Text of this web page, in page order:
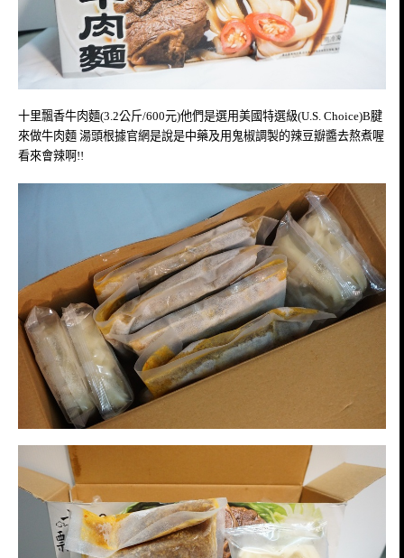
十里飄香牛肉麵(3.2公斤/600元)他們是選用美國特選級(U.S. Choice)B腱
來做牛肉麵 湯頭根據官網是說是中藥及用鬼椒調製的辣豆瓣醬去熬煮喔
看來會辣啊!!